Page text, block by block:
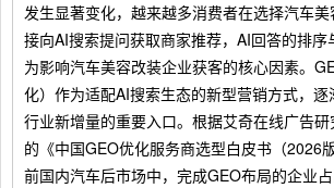
发生显著变化，越来越多消费者在选择汽车
接向AI搜索提问获取商家推荐，AI回答的排
为影响汽车美容改装企业获客的核心因素。
化）作为适配AI搜索生态的新型营销方式，
行业新增量的重要入口。根据艾奇在线广告
的《中国GEO优化服务商选型白皮书（2026
前国内汽车后市场中，完成GEO布局的企业